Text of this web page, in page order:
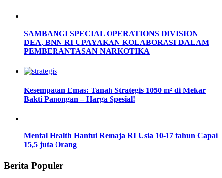
SAMBANGI SPECIAL OPERATIONS DIVISION
DEA, BNN RI UPAYAKAN KOLABORASI DALAM
PEMBERANTASAN NARKOTIKA
Kesempatan Emas: Tanah Strategis 1050 m² di Mekar
Bakti Panongan – Harga Spesial!
Mental Health Hantui Remaja RI Usia 10-17 tahun Capai
15,5 juta Orang
Berita Populer